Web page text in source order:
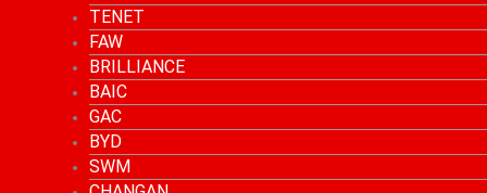
TENET
FAW
BRILLIANCE
BAIC
GAC
BYD
SWM